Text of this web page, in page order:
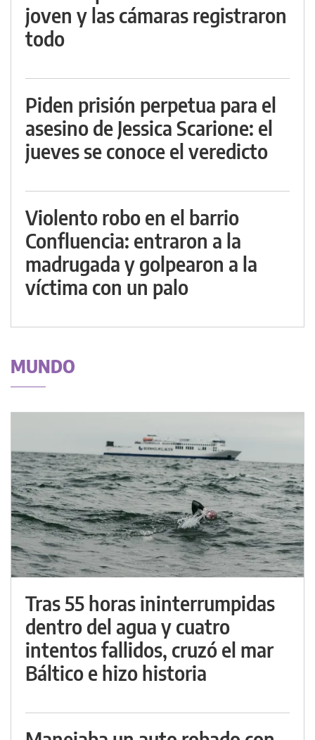
joven y las cámaras registraron
todo
Piden prisión perpetua para el
asesino de Jessica Scarione: el
jueves se conoce el veredicto
Violento robo en el barrio
Confluencia: entraron a la
madrugada y golpearon a la
víctima con un palo
MUNDO
Tras 55 horas ininterrumpidas
dentro del agua y cuatro
intentos fallidos, cruzó el mar
Báltico e hizo historia